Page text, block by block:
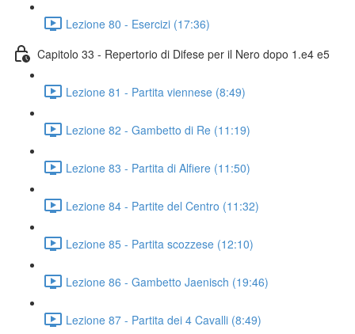
Lezione 80 - Esercizi (17:36)
Capitolo 33 - Repertorio di Difese per il Nero dopo 1.e4 e5
Lezione 81 - Partita viennese (8:49)
Lezione 82 - Gambetto di Re (11:19)
Lezione 83 - Partita di Alfiere (11:50)
Lezione 84 - Partite del Centro (11:32)
Lezione 85 - Partita scozzese (12:10)
Lezione 86 - Gambetto Jaenisch (19:46)
Lezione 87 - Partita dei 4 Cavalli (8:49)